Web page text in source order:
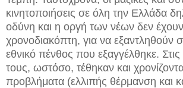
κινητοποιήσεις σε όλη την Ελλάδα
οδύνη και η οργή των νέων δεν έχουν
χρονοδιακόπτη, για να εξαντληθούν
εθνικό πένθος που εξαγγέλθηκε. Στις
τους, ωστόσο, τέθηκαν και
προβλήματα (ελλιπής θέρμανση και